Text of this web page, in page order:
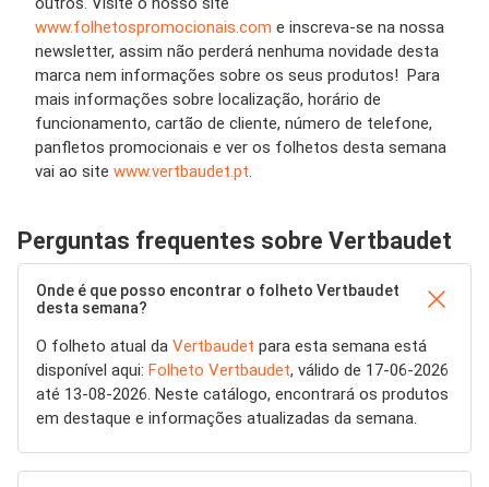
www.folhetospromocionais.com e inscreva-se na nossa
newsletter, assim não perderá nenhuma novidade desta
marca nem informações sobre os seus produtos! Para
mais informações sobre localização, horário de
funcionamento, cartão de cliente, número de telefone,
panfletos promocionais e ver os folhetos desta semana
vai ao site www.vertbaudet.pt.
Perguntas frequentes sobre Vertbaudet
Onde é que posso encontrar o folheto Vertbaudet
desta semana?
O folheto atual da Vertbaudet para esta semana está
disponível aqui: Folheto Vertbaudet, válido de 17-06-2026
até 13-08-2026. Neste catálogo, encontrará os produtos
em destaque e informações atualizadas da semana.